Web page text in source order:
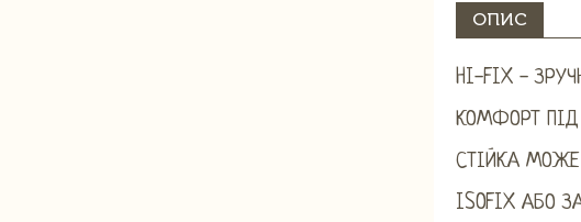
ОПИС
HI-FIX -
КОМФОРТ ПІД
СТІЙКА МОЖЕ
ISOFIX АБО